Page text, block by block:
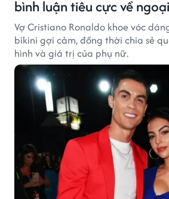
bình luận tiêu cực về
Vợ Cristiano Ronaldo khoe vóc
bikini gợi cảm, đồng thời chia sẻ
hình và giá trị của phụ nữ.